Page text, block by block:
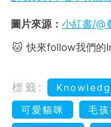
圖片來源： 小紅書/
🐱 快來follow我們的
標籤:
可愛貓咪
毛